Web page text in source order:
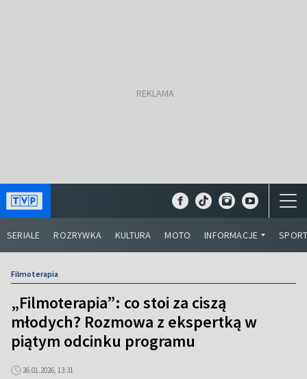
SERIALE ROZRYWKA KULTURA MOTO INFORMACJE
Filmoterapia
„Filmoterapia”: co stoi za ciszą
młodych? Rozmowa z ekspertką w
piątym odcinku programu
26.01.2026, 13:31